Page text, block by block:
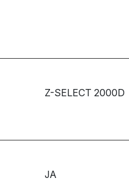
Z-SELECT 2000D
JA